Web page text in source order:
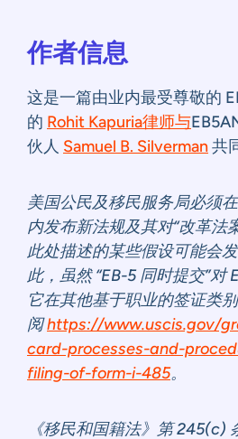
作者信息
这是一篇由业内最受尊敬的
的 Rohit Kapuria律师与
伙人 Samuel B. Silverman共
美国公民及移民服务局必须
内发布新法规及其对“改革法
此处描述的某些假设可能会
此，虽然 “EB-5 同时提交”对
它在其他基于职业的签证类
阅https://www.uscis.gov/
card-processes-and-
filing-of-form-i-485。
《移民和国籍法》第 245(c)